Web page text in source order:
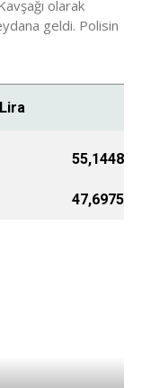
olarak
geldi. Polisin
55,1448
47,6975